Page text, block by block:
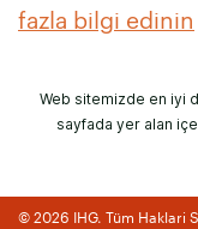
fazla bilgi edinin
Web sitemizde en iyi
sayfada yer alan
© 2026 IHG. Tüm Haklari